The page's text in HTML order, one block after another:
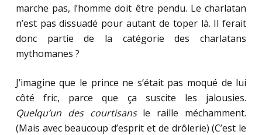
marche pas, l’homme doit être pendu. Le charlatan
n’est pas dissuadé pour autant de toper là. Il ferait
donc partie de la catégorie des charlatans
mythomanes ?
J’imagine que le prince ne s’était pas moqué de lui
côté fric, parce que ça suscite les jalousies.
Quelqu’un des courtisansle raille méchamment.
(Mais avec beaucoup d’esprit et de drôlerie) (C’est le